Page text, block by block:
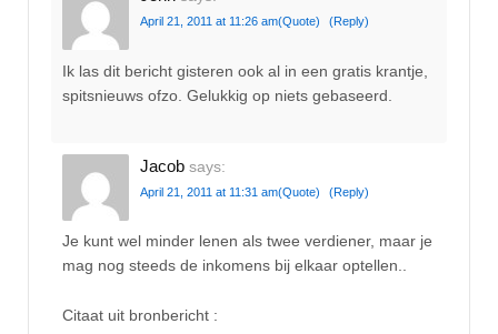
April 21, 2011 at 11:26 am(Quote) (Reply)
Ik las dit bericht gisteren ook al in een gratis krantje,
spitsnieuws ofzo. Gelukkig op niets gebaseerd.
Jacob says:
April 21, 2011 at 11:31 am(Quote) (Reply)
Je kunt wel minder lenen als twee verdiener, maar je
mag nog steeds de inkomens bij elkaar optellen..
Citaat uit bronbericht :